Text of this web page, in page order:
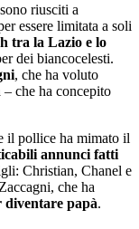
riusciti a
essere limitata a soli
tra la Lazio e lo
dei biancocelesti.
, che ha voluto
che ha concepito
il pollice ha mimato il
annunci fatti
Christian, Chanel e
che ha
diventare papà.